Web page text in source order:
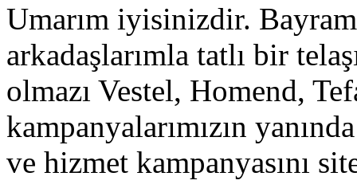
Umarım iyisinizdir.
arkadaşlarımla tatlı bir
olmazı Vestel, Homend,
kampanyalarımızın
ve hizmet kampanyasını